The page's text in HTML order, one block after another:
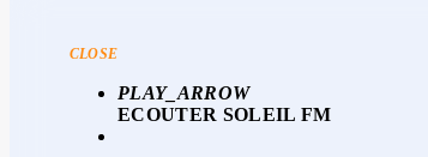
CLOSE
PLAY_ARROW
ECOUTER SOLEIL FM